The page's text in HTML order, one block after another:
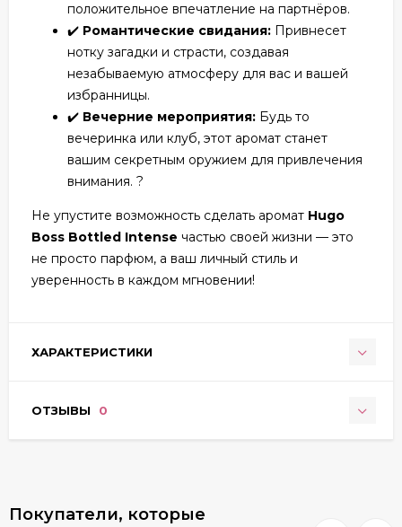
положительное впечатление на партнёров.
✔️ Романтические свидания: Привнесет
нотку загадки и страсти, создавая
незабываемую атмосферу для вас и вашей
избранницы.
✔️ Вечерние мероприятия: Будь то
вечеринка или клуб, этот аромат станет
вашим секретным оружием для привлечения
внимания. ?
Не упустите возможность сделать аромат Hugo
Boss Bottled Intense частью своей жизни — это
не просто парфюм, а ваш личный стиль и
уверенность в каждом мгновении!
ХАРАКТЕРИСТИКИ
ОТЗЫВЫ 0
Покупатели, которые